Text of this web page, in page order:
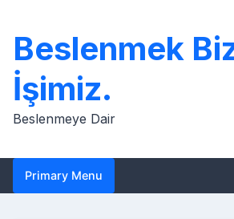
content
Beslenmek
İşimiz.
Beslenmeye Dair
Primary Menu